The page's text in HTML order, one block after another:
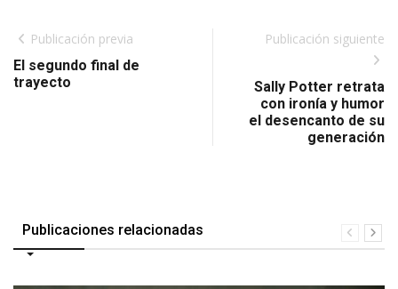
Publicación previa
El segundo final de
trayecto
Publicación siguiente
Sally Potter retrata
con ironía y humor
el desencanto de su
generación
Publicaciones relacionadas